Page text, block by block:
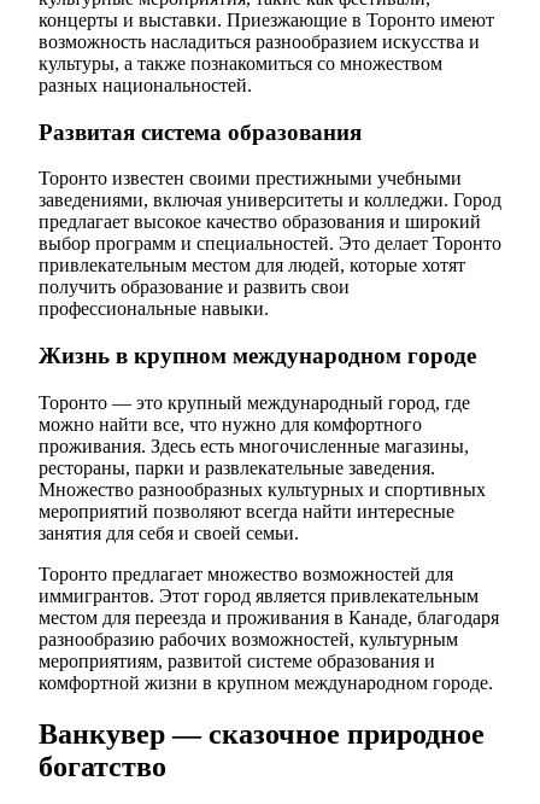
концерты и выставки. Приезжающие в Торонто имеют
возможность насладиться разнообразием искусства и
культуры, а также познакомиться со множеством
разных национальностей.
Развитая система образования
Торонто известен своими престижными учебными
заведениями, включая университеты и колледжи. Город
предлагает высокое качество образования и широкий
выбор программ и специальностей. Это делает Торонто
привлекательным местом для людей, которые хотят
получить образование и развить свои
профессиональные навыки.
Жизнь в крупном международном городе
Торонто — это крупный международный город, где
можно найти все, что нужно для комфортного
проживания. Здесь есть многочисленные магазины,
рестораны, парки и развлекательные заведения.
Множество разнообразных культурных и спортивных
мероприятий позволяют всегда найти интересные
занятия для себя и своей семьи.
Торонто предлагает множество возможностей для
иммигрантов. Этот город является привлекательным
местом для переезда и проживания в Канаде, благодаря
разнообразию рабочих возможностей, культурным
мероприятиям, развитой системе образования и
комфортной жизни в крупном международном городе.
Ванкувер — сказочное природное
богатство